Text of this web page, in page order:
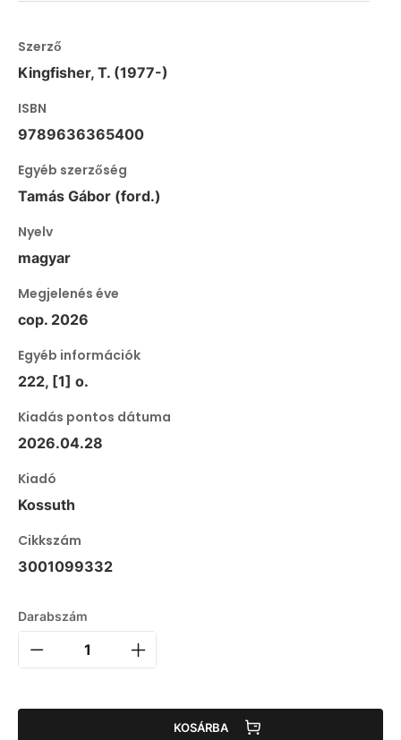
Szerző
Kingfisher, T. (1977-)
ISBN
9789636365400
Egyéb szerzőség
Tamás Gábor (ford.)
Nyelv
magyar
Megjelenés éve
cop. 2026
Egyéb információk
222, [1] o.
Kiadás pontos dátuma
2026.04.28
Kiadó
Kossuth
Cikkszám
3001099332
Darabszám
KOSÁRBA